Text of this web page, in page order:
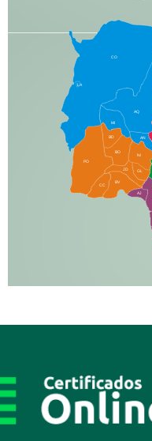
CO
AQ
MI
AN
BD
BO
NI
JD
PO
BV
CC
AJ
GL
LA